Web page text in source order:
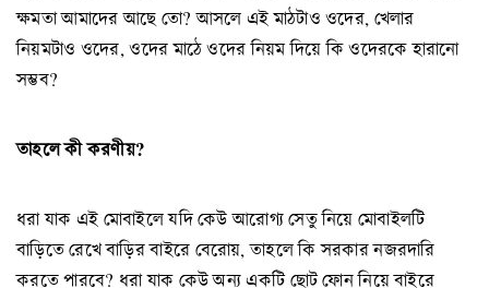
ক্ষমতা আমাদের আছে তো? আসলে এই মাঠটাও ওদের, খেলার
নিয়মটাও ওদের, ওদের মাঠে ওদের নিয়ম দিয়ে কি ওদেরকে হারানো
সম্ভব?
তাহলেকীকরণীয়?
ধরা যাক এই মোবাইলে যদি কেউ আরোগ্য সেতু নিয়ে মোবাইলটি
বাড়িতে রেখে বাড়ির বাইরে বেরোয়, তাহলে কি সরকার নজরদারি
করতে পারবে? ধরা যাক কেউ অন্য একটি ছোট ফোন নিয়ে বাইরে